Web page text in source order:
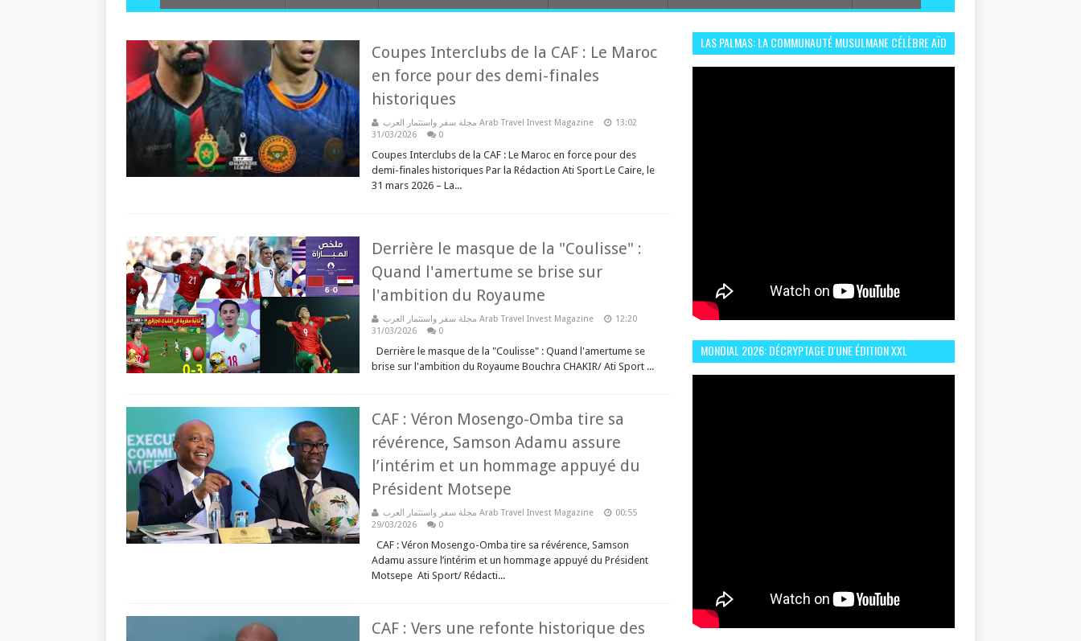
Coupes Interclubs de la CAF : Le Maroc
en force pour des demi-finales
historiques
مجلة سفر واستثمار العرب Arab Travel Invest Magazine
13:02
31/03/2026
0
Coupes Interclubs de la CAF : Le Maroc en force pour des
demi-finales historiques Par la Rédaction Ati Sport Le Caire, le
31 mars 2026 – La...
Derrière le masque de la "Coulisse" :
Quand l'amertume se brise sur
l'ambition du Royaume
مجلة سفر واستثمار العرب Arab Travel Invest Magazine
12:20
31/03/2026
0
Derrière le masque de la "Coulisse" : Quand l'amertume se
brise sur l'ambition du Royaume Bouchra CHAKIR/ Ati Sport ...
CAF : Véron Mosengo-Omba tire sa
révérence, Samson Adamu assure
l’intérim et un hommage appuyé du
Président Motsepe
مجلة سفر واستثمار العرب Arab Travel Invest Magazine
00:55
29/03/2026
0
CAF : Véron Mosengo-Omba tire sa révérence, Samson
Adamu assure l’intérim et un hommage appuyé du Président
Motsepe Ati Sport/ Rédacti...
CAF : Vers une refonte historique des
LAS PALMAS: LA COMMUNAUTÉ MUSULMANE CÉLÈBRE AÏD
MONDIAL 2026: DÉCRYPTAGE D'UNE ÉDITION XXL